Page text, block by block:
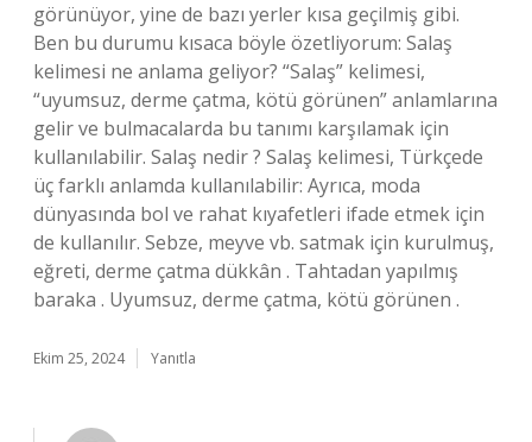
görünüyor, yine de bazı yerler kısa geçilmiş gibi.
Ben bu durumu kısaca böyle özetliyorum: Salaş
kelimesi ne anlama geliyor? “Salaş” kelimesi,
“uyumsuz, derme çatma, kötü görünen” anlamlarına
gelir ve bulmacalarda bu tanımı karşılamak için
kullanılabilir. Salaş nedir ? Salaş kelimesi, Türkçede
üç farklı anlamda kullanılabilir: Ayrıca, moda
dünyasında bol ve rahat kıyafetleri ifade etmek için
de kullanılır. Sebze, meyve vb. satmak için kurulmuş,
eğreti, derme çatma dükkân . Tahtadan yapılmış
baraka . Uyumsuz, derme çatma, kötü görünen .
Ekim 25, 2024 Yanıtla